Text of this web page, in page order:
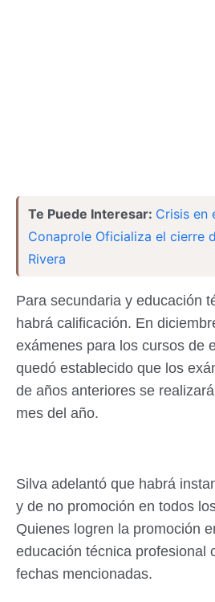
Te Puede Interesar: Crisis en
Conaprole Oficializa el cierre
Rivera
Para secundaria y educación
habrá calificación. En
exámenes para los cursos de
quedó establecido que los
de años anteriores se
mes del año.
Silva adelantó que habrá
y de no promoción en todos
Quienes logren la promoción
educación técnica profesional
fechas mencionadas.